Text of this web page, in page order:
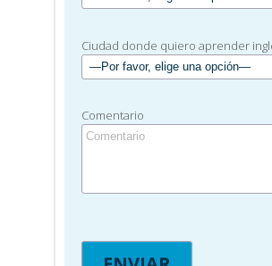
Ciudad donde quiero aprender
Comentario